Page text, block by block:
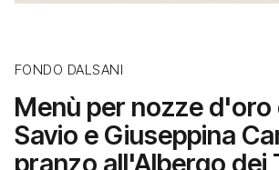
FONDO DALSANI
Menù per nozze d'oro
Savio e Giuseppina
pranzo all'Albergo dei